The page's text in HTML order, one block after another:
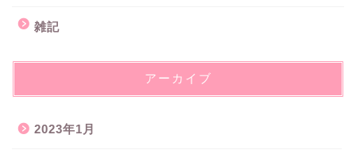
雑記
アーカイブ
2023年1月